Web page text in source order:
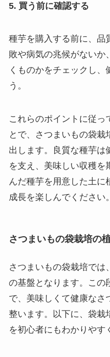
5. 買う前に確認する
種芋を購入する前に、品
敗や病気の兆候がないか
くものかをチェックし、
う。
これらのポイントに従っ
とで、さつまいもの袋栽
出します。良質な種芋は
を支え、美味しい収穫を
んだ種芋を用意した土に
成長を楽しんでください。
さつまいもの袋栽培の
さつまいもの袋栽培では
の基盤となります。この
で、美味しくて健康なさ
整います。以下に、袋栽
を初心者にもわかりやす